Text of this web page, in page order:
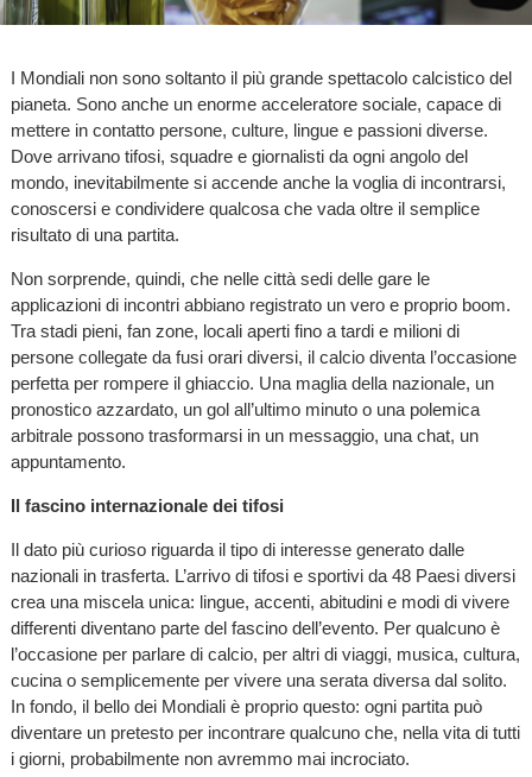
I Mondiali non sono soltanto il più grande spettacolo calcistico del
pianeta. Sono anche un enorme acceleratore sociale, capace di
mettere in contatto persone, culture, lingue e passioni diverse.
Dove arrivano tifosi, squadre e giornalisti da ogni angolo del
mondo, inevitabilmente si accende anche la voglia di incontrarsi,
conoscersi e condividere qualcosa che vada oltre il semplice
risultato di una partita.
Non sorprende, quindi, che nelle città sedi delle gare le
applicazioni di incontri abbiano registrato un vero e proprio boom.
Tra stadi pieni, fan zone, locali aperti fino a tardi e milioni di
persone collegate da fusi orari diversi, il calcio diventa l’occasione
perfetta per rompere il ghiaccio. Una maglia della nazionale, un
pronostico azzardato, un gol all’ultimo minuto o una polemica
arbitrale possono trasformarsi in un messaggio, una chat, un
appuntamento.
Il fascino internazionale dei tifosi
Il dato più curioso riguarda il tipo di interesse generato dalle
nazionali in trasferta. L’arrivo di tifosi e sportivi da 48 Paesi diversi
crea una miscela unica: lingue, accenti, abitudini e modi di vivere
differenti diventano parte del fascino dell’evento. Per qualcuno è
l’occasione per parlare di calcio, per altri di viaggi, musica, cultura,
cucina o semplicemente per vivere una serata diversa dal solito.
In fondo, il bello dei Mondiali è proprio questo: ogni partita può
diventare un pretesto per incontrare qualcuno che, nella vita di tutti
i giorni, probabilmente non avremmo mai incrociato.